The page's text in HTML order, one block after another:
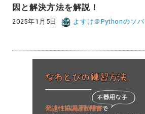
因と解決方法を解説！
2025年1月5日 よすけ＠Pythonのソバ